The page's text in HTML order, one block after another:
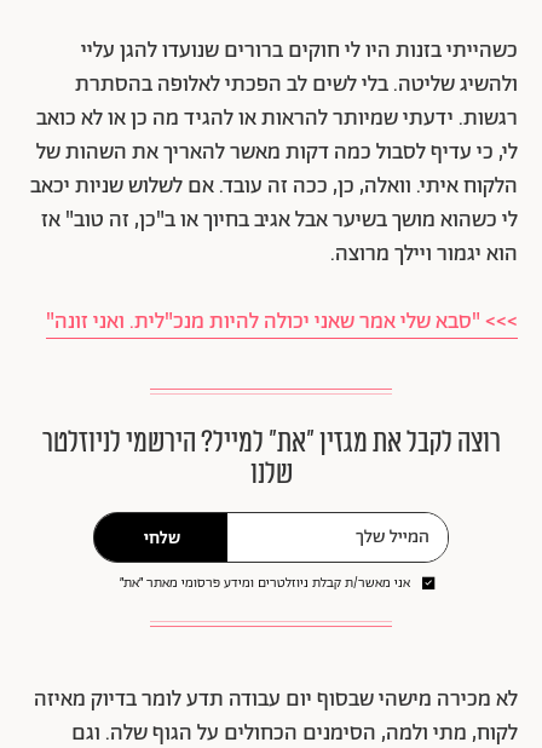
כשהייתי בזנות היו לי חוקים ברורים שנועדו להגן עליי
ולהשיג שליטה. בלי לשים לב הפכתי לאלופה בהסתרת
רגשות. ידעתי שמיותר להראות או להגיד מה כן או לא כואב
לי, כי עדיף לסבול כמה דקות מאשר להאריך את השהות של
הלקוח איתי. וואלה, כן, ככה זה עובד. אם לשלוש שניות יכאב
לי כשהוא מושך בשיער אבל אגיב בחיוך או ב"כן, זה טוב" אז
הוא יגמור ויילך מרוצה.
>>> "סבא שלי אמר שאני יכולה להיות מנכ"לית. ואני זונה"
רוצה לקבל את מגזין ״את״ למייל? הירשמי לניוזלטר
שלנו
שלחי
אני מאשר/ת קבלת ניוזלטרים ומידע פרסומי מאתר ״את״
לא מכירה מישהי שבסוף יום עבודה תדע לומר בדיוק מאיזה
לקוח, מתי ולמה, הסימנים הכחולים על הגוף שלה. וגם